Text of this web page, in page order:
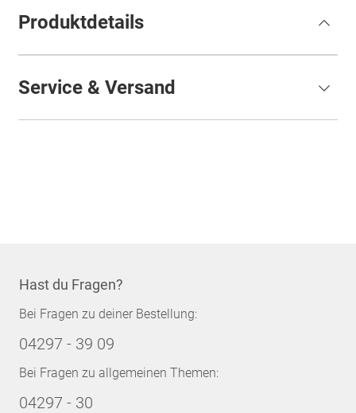
Produktdetails
Service & Versand
Hast du Fragen?
Bei Fragen zu deiner Bestellung:
04297 - 39 09
Bei Fragen zu allgemeinen Themen:
04297 - 30